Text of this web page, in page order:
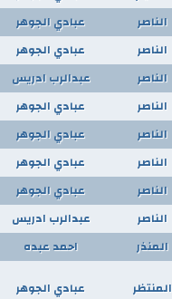
الناصر عبادي الجوهر
الناصر عبادي الجوهر
الناصر عبدالرب ادريس
الناصر عبادي الجوهر
الناصر عبادي الجوهر
الناصر عبادي الجوهر
الناصر عبادي الجوهر
الناصر عبدالرب ادريس
المنذر احمد عبده
المنتظر عبادي الجوهر